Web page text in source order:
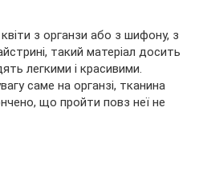
з органзи або з шифону, з
такий матеріал досить
легкими і красивими.
саме на органзі, тканина
що пройти повз неї не